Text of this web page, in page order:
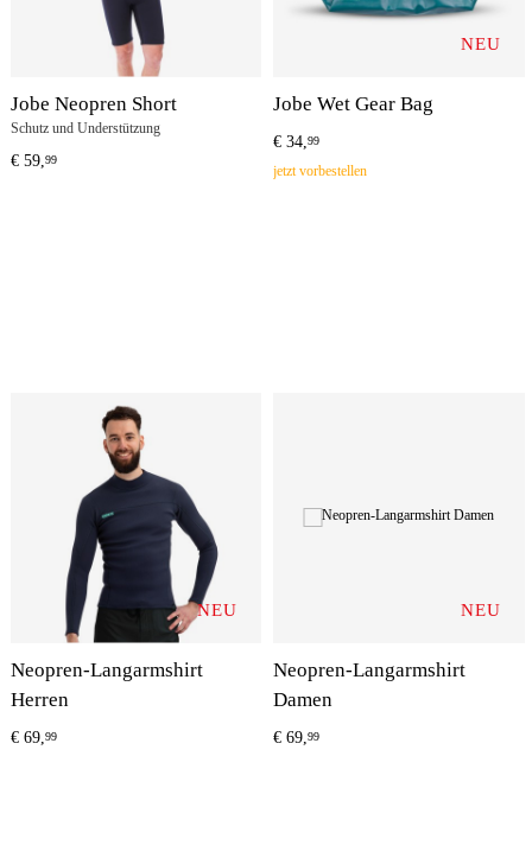
Jobe Neopren Short
Schutz und Understützung
€ 59, 99
NEU
Jobe Wet Gear Bag
€ 34,99
jetzt vorbestellen
NEU
Neopren-Langarmshirt
Herren
€ 69, 99
NEU
Neopren-Langarmshirt
Damen
€ 69,99